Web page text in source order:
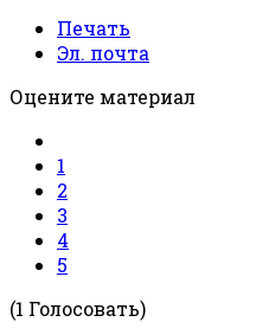
Печать
Эл. почта
Оцените материал
1
2
3
4
5
(1 Голосовать)